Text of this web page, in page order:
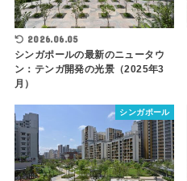
2026.06.05
シンガポールの最新のニュータウ
ン：テンガ開発の光景（2025年3
月）
シンガポール